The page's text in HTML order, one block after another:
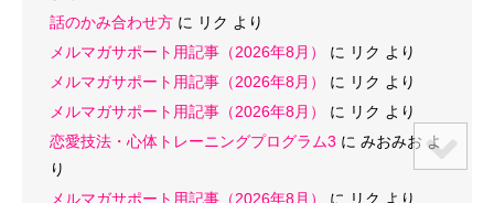
話のかみ合わせ方 に リク より
メルマガサポート用記事（2026年8月）
に リク より
メルマガサポート用記事（2026年8月）
に リク より
メルマガサポート用記事（2026年8月）
に リク より
恋愛技法・心体トレーニングプログラム3 に みおみお よ
り
メルマガサポート用記事（2026年8月）
に リク より